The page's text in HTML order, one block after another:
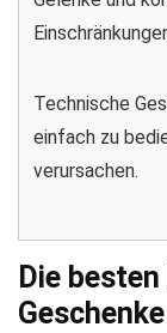
Technische
einfach zu
verursachen.
Die